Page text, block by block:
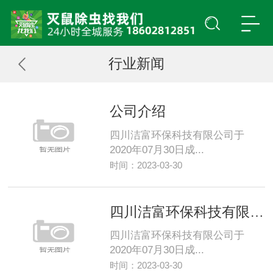
行业新闻
公司介绍
四川洁富环保科技有限公司于
2020年07月30日成...
时间：2023-03-30
四川洁富环保科技有限公司
四川洁富环保科技有限公司于
2020年07月30日成...
时间：2023-03-30